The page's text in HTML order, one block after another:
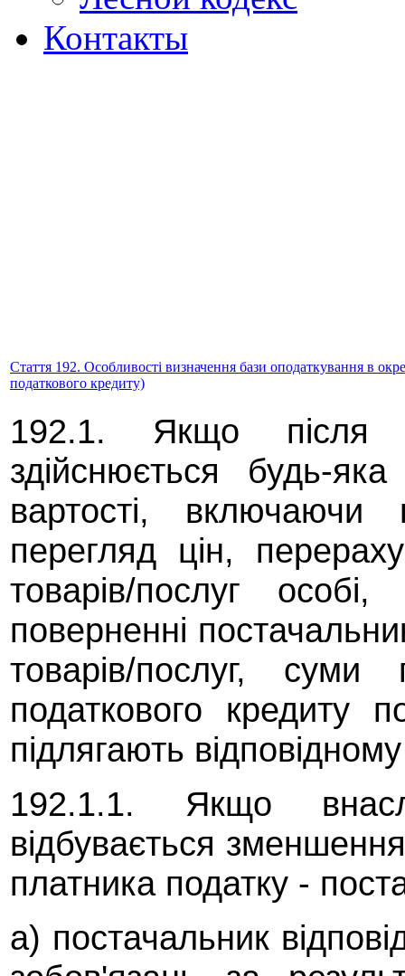
Контакты
Стаття 192. Особливості визначення бази оподаткування в
податкового кредиту)
192.1. Якщо після
здійснюється будь-
вартості, включаючи
перегляд цін,
товарів/послуг
поверненні
товарів/послуг, суми
податкового кредиту
підлягають
192.1.1. Якщо
відбувається
платника податку -
а) постачальник